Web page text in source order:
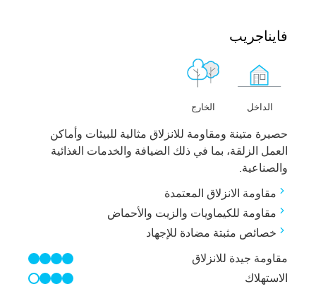
فايناجريب
الداخل الخارج
حصيرة متينة ومقاومة للانزلاق مثالية للبيئات وأماكن
العمل الزلقة، بما في ذلك الضيافة والخدمات الغذائية
والصناعية.
مقاومة الانزلاق المعتمدة
مقاومة للكيماويات والزيت والأحماض
خصائص مثبتة مضادة للإجهاد
مقاومة جيدة للانزلاق
4/4
الاستهلاك
3/4